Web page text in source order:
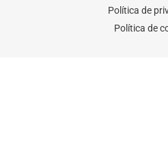
Política de
Política de